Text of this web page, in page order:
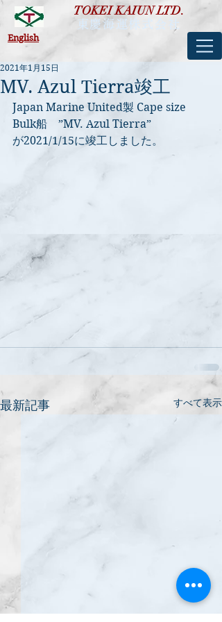
東慶海運株式会社
TOKEI KAIUN LTD.
​English
MV. Azul Tierra竣工
2021年1月15日
Japan Marine United製 Cape size
Bulk船　”MV. Azul Tierra”
が2021/1/15に竣工しました。
最新記事 すべて表示